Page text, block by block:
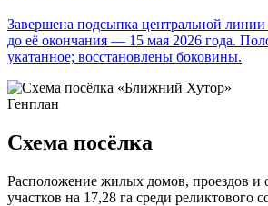
Завершена подсыпка центральной линии
до её окончания — 15 мая 2026 года.
укатанное; восстановлены боковины.
Генплан
Схема посёлка
Расположение жилых домов, проездов и
участков на 17,28 га среди реликтового